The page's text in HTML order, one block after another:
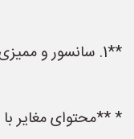
**1. سانسور و ممیزی:**
* **محتوای مغایر